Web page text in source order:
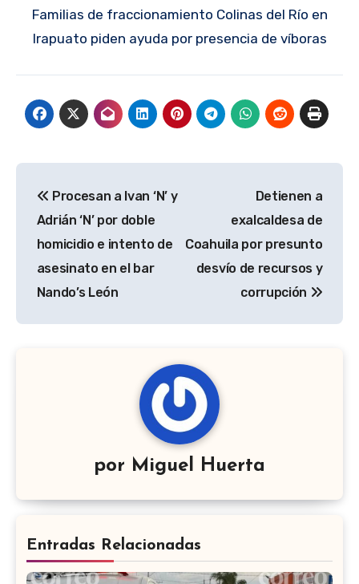
Familias de fraccionamiento Colinas del Río en
Irapuato piden ayuda por presencia de víboras
de
entradas
Procesan a Ivan ‘N’ y
Adrián ‘N’ por doble
homicidio e intento de
asesinato en el bar
Nando’s León
Detienen a
exalcaldesa de
Coahuila por presunto
desvío de recursos y
corrupción
por Miguel Huerta
Entradas Relacionadas